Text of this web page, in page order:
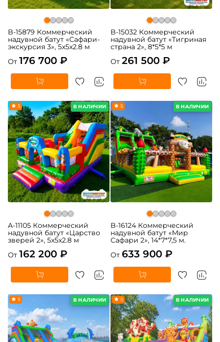
B-15879 Коммерческий
надувной батут «Сафари-
экскурсия 3», 5x5x2.8 м
От 176 700 ₽
B-15032 Коммерческий
надувной батут «Тигриная
страна 2», 8*5*5 м
От 261 500 ₽
В НАЛИЧИИ
5
A-11105 Коммерческий
надувной батут «Царство
зверей 2», 5x5x2.8 м
От 162 200 ₽
В НАЛИЧИИ
5
B-16124 Коммерческий
надувной батут «Мир
Сафари 2», 14*7*7,5 м.
От 633 900 ₽
В НАЛИЧИИ
5 В НАЛИЧИИ
5